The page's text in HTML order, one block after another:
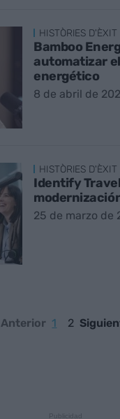
HISTÒRIES D'ÈXIT
Bamboo
automatizar
energético
8 de abril de
HISTÒRIES D'ÈXIT
Identify
25 de marzo de
Anterior 1 2